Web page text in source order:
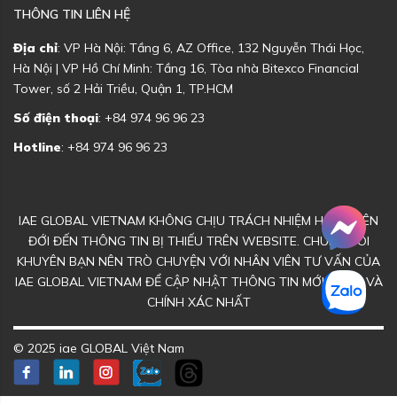
THÔNG TIN LIÊN HỆ
Địa chỉ: VP Hà Nội: Tầng 6, AZ Office, 132 Nguyễn Thái Học,
Hà Nội | VP Hồ Chí Minh: Tầng 16, Tòa nhà Bitexco Financial
Tower, số 2 Hải Triều, Quận 1, TP.HCM
Số điện thoại: +84 974 96 96 23
Hotline: +84 974 96 96 23
IAE GLOBAL VIETNAM KHÔNG CHỊU TRÁCH NHIỆM HOẶC LIÊN
ĐỚI ĐẾN THÔNG TIN BỊ THIẾU TRÊN WEBSITE. CHÚNG TÔI
KHUYÊN BẠN NÊN TRÒ CHUYỆN VỚI NHÂN VIÊN TƯ VẤN CỦA
IAE GLOBAL VIETNAM ĐỂ CẬP NHẬT THÔNG TIN MỚI NHẤT VÀ
CHÍNH XÁC NHẤT
© 2025 iae GLOBAL Việt Nam